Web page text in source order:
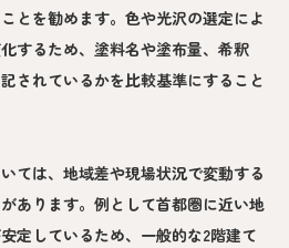
とを勧めます。色や光沢の選定によ
するため、塗料名や塗布量、希釈
されているかを比較基準にすること
ては、地域差や現場状況で変動する
あります。例として首都圏に近い地
定しているため、一般的な2階建て